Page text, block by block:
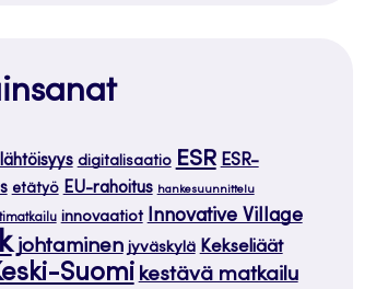
digitalisaatio ESR ESR-
etätyö EU-rahoitus hankesuunnittelu
innovaatiot Innovative Village
johtaminen jyväskylä Kekseliäät
Suomi kestävä matkailu